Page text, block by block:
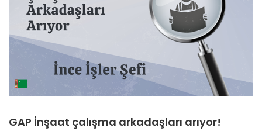
GAP İnşaat çalışma arkadaşları arıyor!